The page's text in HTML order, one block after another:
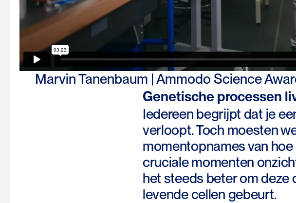
Marvin Tanenbaum | Ammodo Science
Genetische processen
Iedereen begrijpt dat je
verloopt. Toch moesten
momentopnames van
cruciale momenten
het steeds beter om deze
levende cellen gebeurt.